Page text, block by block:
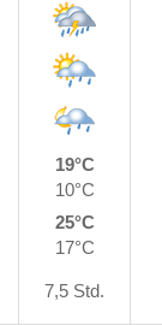
19°C
10°C
25°C
17°C
7,5 Std.